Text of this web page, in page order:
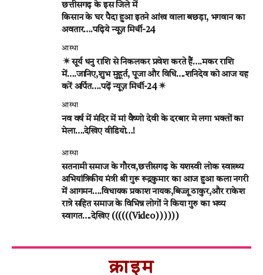
छत्तीसगढ़ के इस जिले में
किसान के घर पैदा हुआ इतने आंख वाला बछड़ा, भगवान का
अवतार….पढ़िये न्यूज़ मिर्ची-24
आस्था
सूर्य धनु राशि से निकलकर प्रवेश करते हैं….मकर राशि
में….जानिए,शुभ मुहूर्त, पूजा और विधि….शनिदेव को आज यह
करें अर्पित….पढ़ें न्यूज़ मिर्ची-24
आस्था
नव वर्ष में मंदिर में मां वैष्णो देवी के दरबार मे लगा भक्तों का
मेला….देखिए वीडियो…!
आस्था
सतनामी समाज के गौरव,छत्तीसगढ़ के यशस्वी लोक स्वास्थ्य
अभियांत्रिकीय मंत्री श्री गुरू रूद्रकुमार का आज हुआ कला नगरी
में आगमन….विधायक प्रकाश नायक,बिज्जू ठाकुर,और राकेश
रात्रे सहित समाज के विभिन्न लोगों ने किया गुरु का भव्य
स्वागत….देखिए ((((((Video))))))
क्राइम